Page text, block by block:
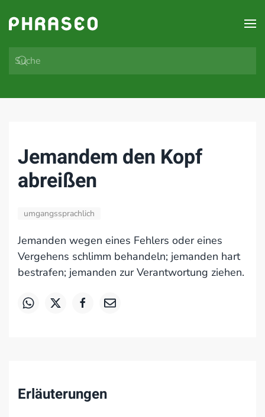
Zum Hauptinhalt springen
Jemandem den Kopf
abreißen
umgangssprachlich
Jemanden wegen eines Fehlers oder eines
Vergehens schlimm behandeln; jemanden hart
bestrafen; jemanden zur Verantwortung ziehen.
Erläuterungen